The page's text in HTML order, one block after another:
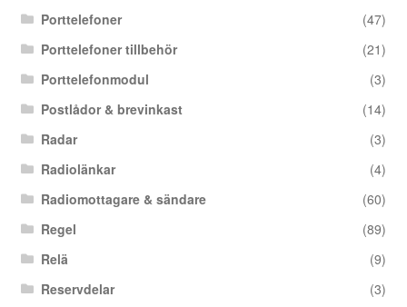
Porttelefoner
(47)
Porttelefoner tillbehör
(21)
Porttelefonmodul
(3)
Postlådor & brevinkast
(14)
Radar
(3)
Radiolänkar
(4)
Radiomottagare & sändare
(60)
Regel
(89)
Relä
(9)
Reservdelar
(3)